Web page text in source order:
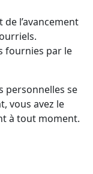
l’avancement
fournies par le
personnelles se
vous avez le
à tout moment.